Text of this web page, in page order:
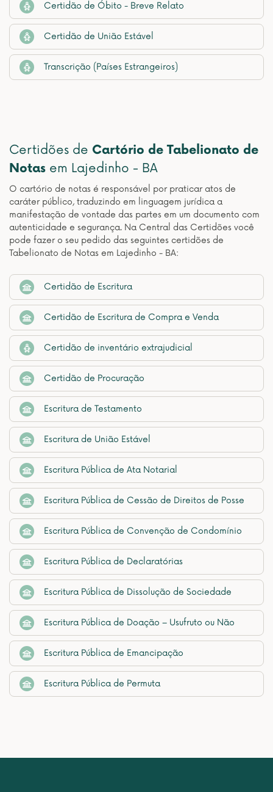
Certidão de Óbito - Breve Relato
Certidão de União Estável
Transcrição (Países Estrangeiros)
Certidões de Cartório de Tabelionato de
Notas em Lajedinho - BA
O cartório de notas é responsável por praticar atos de
caráter público, traduzindo em linguagem jurídica a
manifestação de vontade das partes em um documento com
autenticidade e segurança. Na Central das Certidões você
pode fazer o seu pedido das seguintes certidões de
Tabelionato de Notas em Lajedinho - BA:
Certidão de Escritura
Certidão de Escritura de Compra e Venda
Certidão de inventário extrajudicial
Certidão de Procuração
Escritura de Testamento
Escritura de União Estável
Escritura Pública de Ata Notarial
Escritura Pública de Cessão de Direitos de Posse
Escritura Pública de Convenção de Condomínio
Escritura Pública de Declaratórias
Escritura Pública de Dissolução de Sociedade
Escritura Pública de Doação – Usufruto ou Não
Escritura Pública de Emancipação
Escritura Pública de Permuta